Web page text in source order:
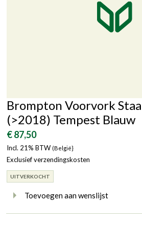
Brompton Voorvork
(>2018) Tempest Blauw
€ 87,50
Incl. 21% BTW (België}
Exclusief verzendingskosten
UITVERKOCHT
Toevoegen aan wenslijst